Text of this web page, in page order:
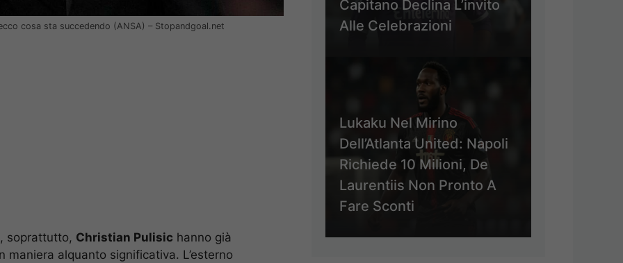
cosa sta succedendo (ANSA) – Stopandgoal.net
soprattutto, Christian Pulisic hanno già
alquanto significativa. L’esterno
Capitano Declina L’invito
Alle Celebrazioni
Lukaku Nel Mirino
Dell’Atlanta United: Napoli
Richiede 10 Milioni, De
Laurentiis Non Pronto A
Fare Sconti